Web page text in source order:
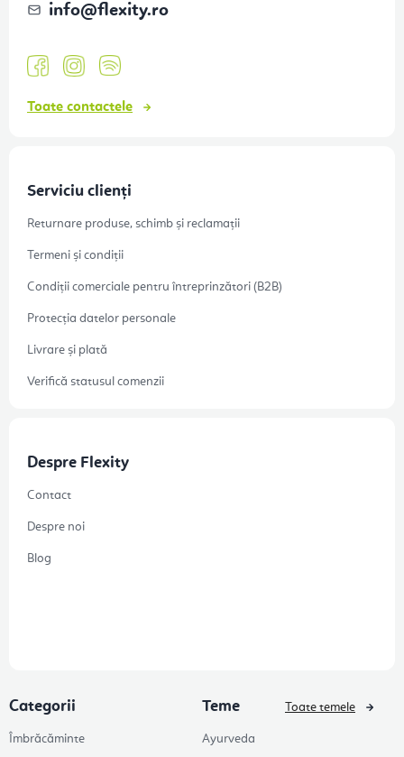
info@flexity.ro
Toate contactele
Serviciu clienți
Returnare produse, schimb și reclamații
Termeni și condiții
Condiții comerciale pentru întreprinzători (B2B)
Protecția datelor personale
Livrare și plată
Verifică statusul comenzii
Despre Flexity
Contact
Despre noi
Blog
Categorii
Îmbrăcăminte
Teme
Ayurveda
Toate temele